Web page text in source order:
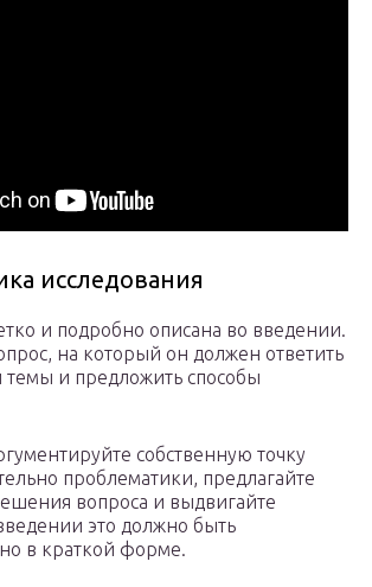
исследования
и подробно описана во введении.
на который он должен ответить
и предложить способы
собственную точку
проблематики, предлагайте
вопроса и выдвигайте
это должно быть
в краткой форме.